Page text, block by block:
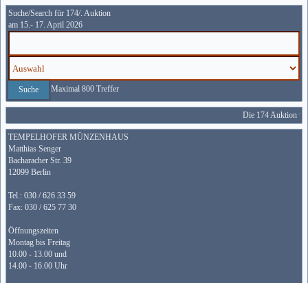
Suche/Search für 174/. Auktion
am 15.- 17. April 2026
Maximal 800 Treffer
Die 174 Auktion
TEMPELHOFER MÜNZENHAUS
Matthias Senger
Bacharacher Str. 39
12099 Berlin
Tel.: 030 / 626 33 59
Fax: 030 / 625 77 30
Öffnungszeiten
Montag bis Freitag
10.00 - 13.00 und
14.00 - 16.00 Uhr